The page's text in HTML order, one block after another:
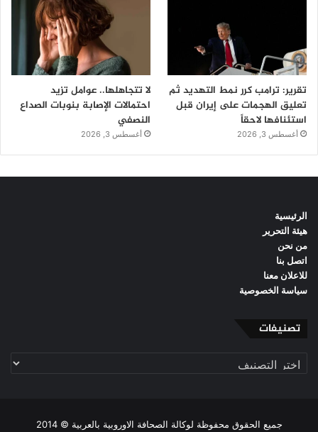
تقرير: ترامب كرر نمط التهديد ثم
تعليق الهجمات على إيران قبل
استئنافها لاحقاً
أغسطس 3, 2026
لا تتجاهلها.. عوامل تزيد
احتمالات الإصابة بنوبات الصداع
النصفي
أغسطس 3, 2026
الرئيسية
هيئة التحرير
من نحن
اتصل بنا
للاعلان معنا
سياسة الخصوصية
تصنيفات
تصنيفات
جميع الحقوق محفوظة لوكالة الصحافة الاوروبية بالعربية © 2014